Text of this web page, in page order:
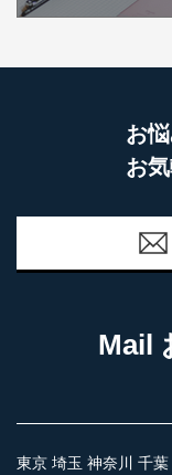
お
お
Mail
東京 埼玉 神奈川 千